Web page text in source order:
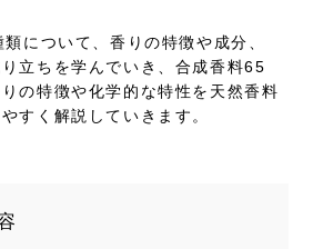
について、香りの特徴や成分、
立ちを学んでいき、 合成香料65
の特徴や化学的な特性を天然香料
すく解説していきます。